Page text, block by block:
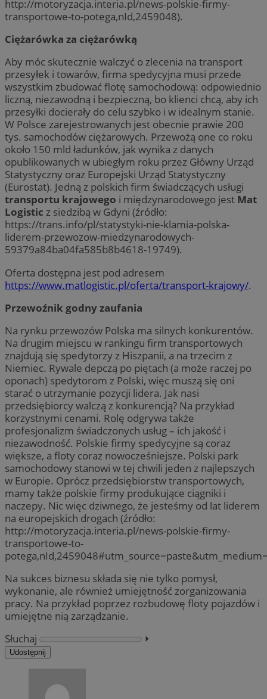
http://motoryzacja.interia.pl/news-polskie-firmy-
transportowe-to-potega,nId,2459048).
Ciężarówka za ciężarówką
Aby móc skutecznie walczyć o zlecenia na transport
przesyłek i towarów, firma spedycyjna musi przede
wszystkim zbudować flotę samochodową: odpowiednio
liczną, niezawodną i bezpieczną, bo klienci chcą, aby ich
przesyłki docierały do celu szybko i w idealnym stanie.
W Polsce zarejestrowanych jest obecnie prawie 200
tys. samochodów ciężarowych. Przewożą one co roku
około 150 mld ładunków, jak wynika z danych
opublikowanych w ubiegłym roku przez Główny Urząd
Statystyczny oraz Europejski Urząd Statystyczny
(Eurostat). Jedną z polskich firm świadczących usługi
transportu krajowego i międzynarodowego jest Mat
Logistic z siedzibą w Gdyni (źródło:
https://trans.info/pl/statystyki-nie-klamia-polska-
liderem-przewozow-miedzynarodowych-
59379a84ba04fa585b8b4618-19749).
Oferta dostępna jest pod adresem
https://www.matlogistic.pl/oferta/transport-krajowy/.
Przewoźnik godny zaufania
Na rynku przewozów Polska ma silnych konkurentów.
Na drugim miejscu w rankingu firm transportowych
znajdują się spedytorzy z Hiszpanii, a na trzecim z
Niemiec. Rywale depczą po piętach (a może raczej po
oponach) spedytorom z Polski, więc muszą się oni
starać o utrzymanie pozycji lidera. Jak nasi
przedsiębiorcy walczą z konkurencją? Na przykład
korzystnymi cenami. Rolę odgrywa także
profesjonalizm świadczonych usług – ich jakość i
niezawodność. Polskie firmy spedycyjne są coraz
większe, a floty coraz nowocześniejsze. Polski park
samochodowy stanowi w tej chwili jeden z najlepszych
w Europie. Oprócz przedsiębiorstw transportowych,
mamy także polskie firmy produkujące ciągniki i
naczepy. Nic więc dziwnego, że jesteśmy od lat liderem
na europejskich drogach (źródło:
http://motoryzacja.interia.pl/news-polskie-firmy-
transportowe-to-
Na sukces biznesu składa się nie tylko pomysł,
wykonanie, ale również umiejętność zorganizowania
pracy. Na przykład poprzez rozbudowę floty pojazdów i
umiejętne nią zarządzanie.
Słuchaj
⏵︎
Udostępnij